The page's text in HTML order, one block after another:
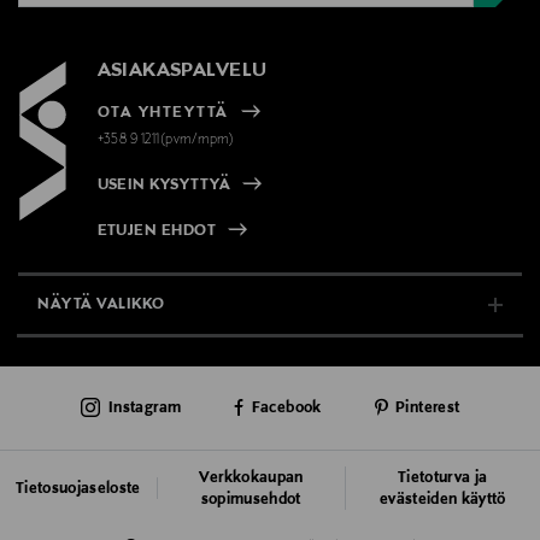
ASIAKASPALVELU
OTA YHTEYTTÄ
+358 9 1211(pvm/mpm)
USEIN KYSYTTYÄ
ETUJEN EHDOT
NÄYTÄ VALIKKO
AJANKOHTAISTA
Tietosuojaseloste
Verkkokaupan
sopimusehdot
Tietoturva ja
evästeiden käyttö
Instagram Facebook Pinterest